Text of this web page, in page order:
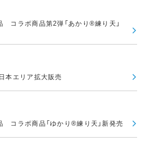
コラボ商品第2弾「あかり®練り天」
本エリア拡大販売
コラボ商品「ゆかり®練り天」新発売